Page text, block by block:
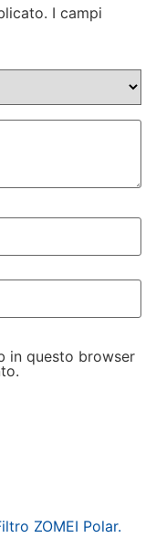
I campi
in questo browser